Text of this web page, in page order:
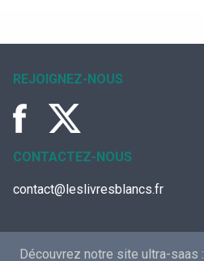
REJOIGNEZ-NOUS
CONTACTEZ-NOUS
contact@leslivresblancs.fr
Découvrez notre site ultra-saas :